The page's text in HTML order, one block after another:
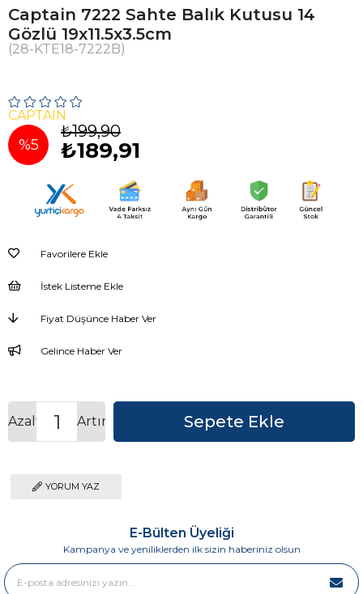
Captain 7222 Sahte Balık Kutusu 14
Gözlü 19x11.5x3.5cm
(28-KTE18-7222B)
CAPTAİN
%5
İndirim
₺199,90
₺189,91
Favorilere Ekle
İstek Listeme Ekle
Fiyat Düşünce Haber Ver
Gelince Haber Ver
Artır
Azalt
YORUM YAZ
E-Bülten Üyeliği
Kampanya ve yeniliklerden ilk sizin haberiniz olsun